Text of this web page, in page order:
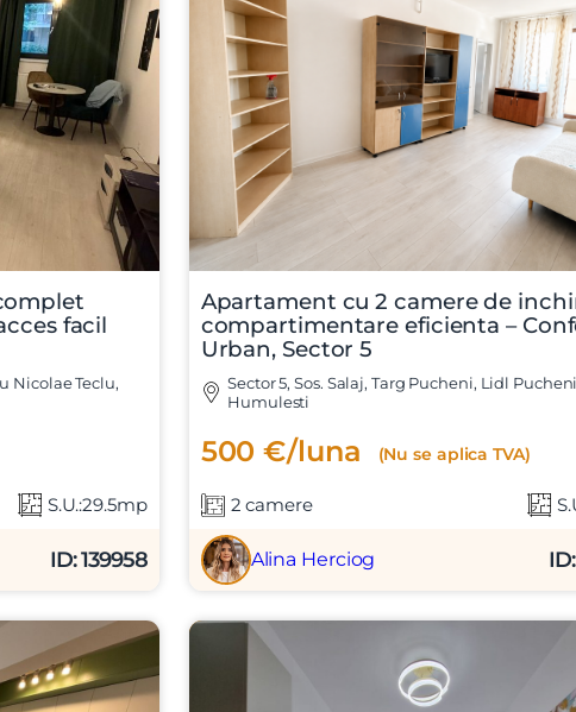
facil
Nicolae Teclu,
S.U.:29.5mp
ID: 139958
Apartament cu 2 camere de
compartimentare eficienta –
Urban, Sector 5
Sector 5, Sos. Salaj, Targ Pucheni, Lidl
Humulesti
500 €/luna (Nu se aplica TVA)
2 camere
Alina Herciog
Nume
Telefon
Email
Mesaj
Am citit si sunt de acord cutermenii si conditiileSudRezidential.ro